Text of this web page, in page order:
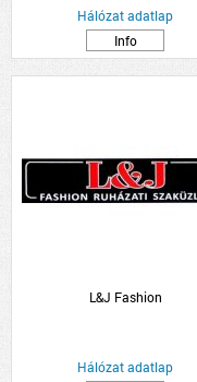
Hálózat adatlap
Info
L&J Fashion
Hálózat adatlap